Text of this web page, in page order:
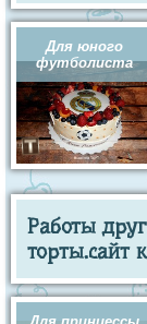
Для юного
футболиста
Работы
торты.сайт